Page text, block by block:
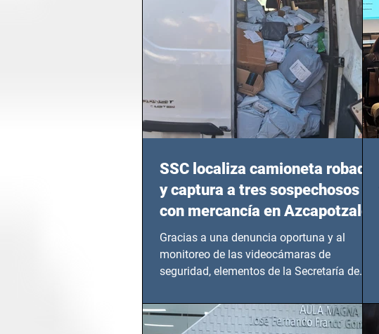
SSC localiza camioneta robada
y captura a tres sospechosos
con mercancía en Azcapotzalco
Gracias a una denuncia oportuna y al
monitoreo de las videocámaras de
seguridad, elementos de la Secretaría de